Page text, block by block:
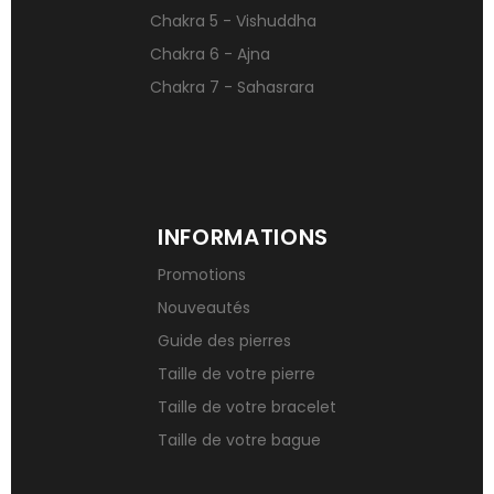
Chakra 5 - Vishuddha
Chakra 6 - Ajna
Chakra 7 - Sahasrara
INFORMATIONS
Promotions
Nouveautés
Guide des pierres
Taille de votre pierre
Taille de votre bracelet
Taille de votre bague